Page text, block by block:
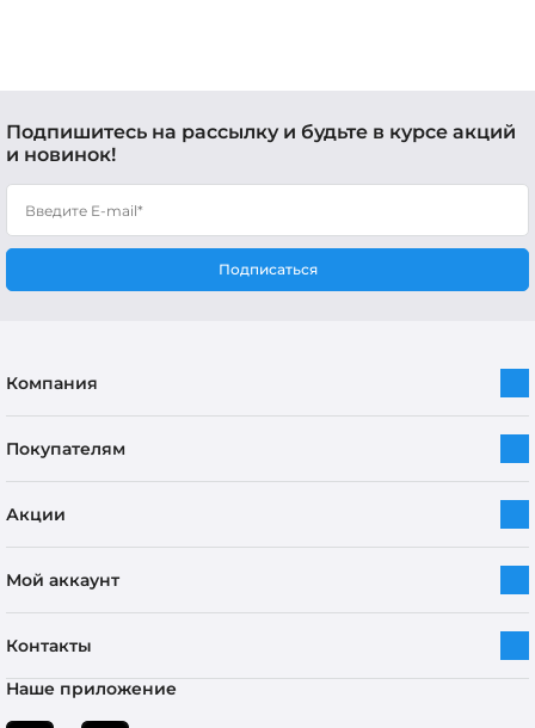
Подпишитесь на рассылку и будьте в курсе акций
и новинок!
Подписаться
Компания
Покупателям
Акции
Мой аккаунт
Контакты
Наше приложение